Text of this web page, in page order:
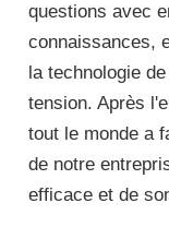
questions avec
connaissances,
la technologie
tension. Après
tout le monde a
de notre
efficace et de